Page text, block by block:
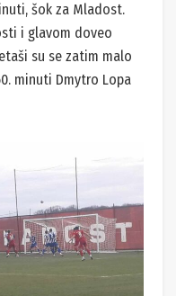
šok za Mladost.
i glavom doveo
su se zatim malo
minuti Dmytro Lopa